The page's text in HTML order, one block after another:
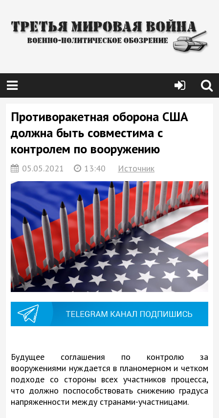
Противоракетная оборона США
должна быть совместима с
контролем по вооружению
05.05.2021 13:40 Источник
Будущее соглашения по контролю за
вооружениями нуждается в планомерном и четком
подходе со стороны всех участников процесса,
что должно поспособствовать снижению градуса
напряженности между странами-участницами.